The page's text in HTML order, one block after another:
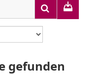
gefunden